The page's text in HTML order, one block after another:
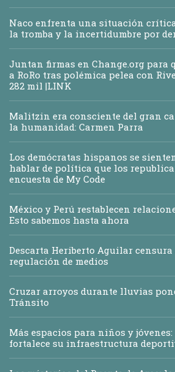
Naco enfrenta una situación
la tromba y la incertidumbre por
Juntan firmas en Change.org
a RoRo tras polémica pelea con
282 mil |LINK
Malitzin era consciente del gran
la humanidad: Carmen Parra
Los demócratas hispanos se
hablar de política que los
encuesta de My Code
México y Perú restablecen
Esto sabemos hasta ahora
Descarta Heriberto Aguilar censura
regulación de medios
Cruzar arroyos durante lluvias
Tránsito
Más espacios para niños y
fortalece su infraestructura